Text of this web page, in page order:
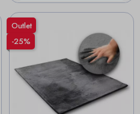
Outlet
-25%